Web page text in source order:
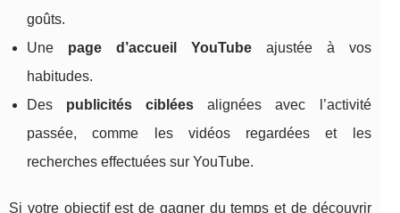
goûts.
Une page d’accueil YouTubeajustée à vos
habitudes.
Des publicités ciblées alignées avec l’activité
passée, comme les vidéos regardées et les
recherches effectuées sur YouTube.
Si votre objectif est de gagner du temps et de découvrir